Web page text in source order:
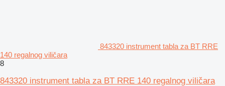
843320 instrument tabla za BT RRE
140 regalnog viličara
8
843320 instrument tabla za BT RRE 140 regalnog viličara